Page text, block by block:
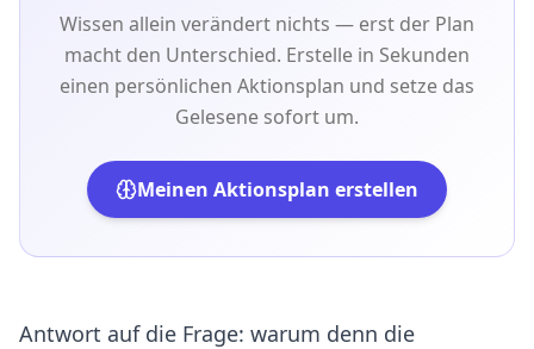
Wissen allein verändert nichts — erst der Plan
macht den Unterschied. Erstelle in Sekunden
einen persönlichen Aktionsplan und setze das
Gelesene sofort um.
Meinen Aktionsplan erstellen
Antwort auf die Frage: warum denn die